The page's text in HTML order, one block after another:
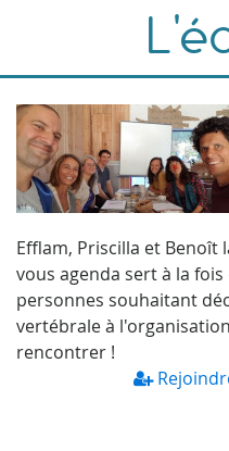
Efflam, Priscilla et Benoît
vous agenda sert à la
personnes souhaitant
vertébrale à
rencontrer !